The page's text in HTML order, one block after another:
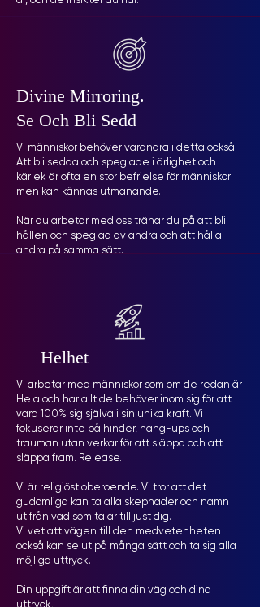
Divine Mirroring.
Se Och Bli Sedd
Vi människor behöver varandra i detta också.
Att bli sedda och speglade i ärlighet och
kärlek är ofta en stor befrielse för människor
men kan kännas utmanande.
När du arbetar med oss tränar du på att bli
hållen och speglad av andra och att hålla
andra på samma sätt.
Helhet
Vi arbetar med människor som om de redan är
Hela och har allt de behöver inom sig för att
vara 100% sig själva i sin unika kraft. Vi
fokuserar inte på hinder, hang-ups och
trauman utan verkar för att släppa och att
släppa fram. Release.
Vi är religiöst oberoende. Vi tror att det
gudomliga kan ta alla skepnader och namn
utifrån vad som talar till just dig.
Vi vet att vägen till den medvetenheten
också kan se ut på många sätt och ta sig alla
möjliga uttryck.
Din uppgift är att finna din väg och dina